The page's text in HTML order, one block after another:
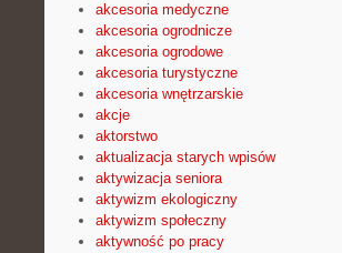
akcesoria medyczne
akcesoria ogrodnicze
akcesoria ogrodowe
akcesoria turystyczne
akcesoria wnętrzarskie
akcje
aktorstwo
aktualizacja starych wpisów
aktywizacja seniora
aktywizm ekologiczny
aktywizm społeczny
aktywność po pracy